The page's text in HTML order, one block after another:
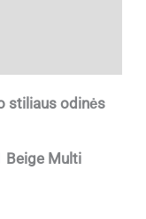
stiliaus odinės
Beige Multi